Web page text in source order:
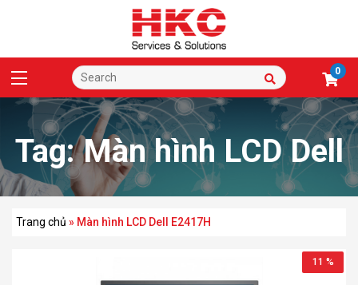
0
Tag:Màn hình LCD Dell
E2417H
Trang chủ » Màn hình LCD Dell E2417H
11 %